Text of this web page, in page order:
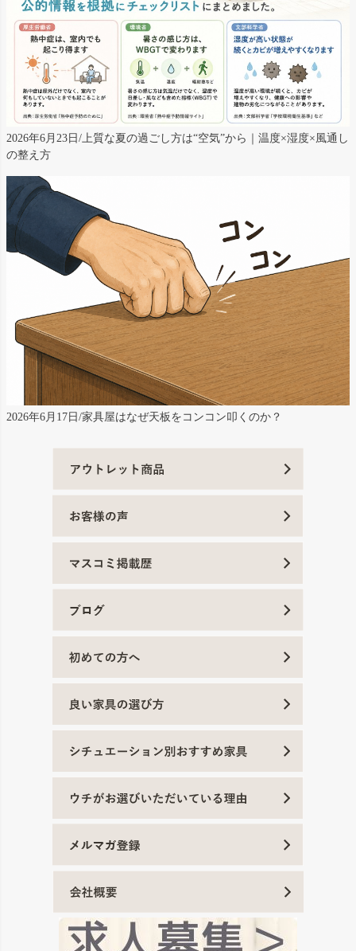
2026年6月23日/上質な夏の過ごし方は“空気”から｜温度×湿度×風通し
の整え方
2026年6月17日/家具屋はなぜ天板をコンコン叩くのか？